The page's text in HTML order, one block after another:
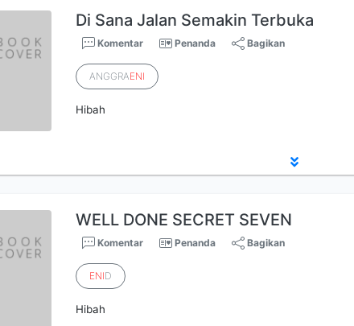
Di Sana Jalan Semakin Terbuka
Komentar Penanda Bagikan
ANGGRAENI
Hibah
WELL DONE SECRET SEVEN
Komentar Penanda Bagikan
ENID
Hibah